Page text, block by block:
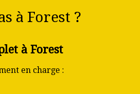
à Forest ?
à Forest
en charge :